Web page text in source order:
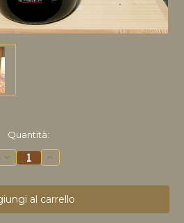
Quantità:
Riduci
la
di
Duchesse
de
Bourgogne
Aumenta
la
di
Duchesse
de
Bourgogne